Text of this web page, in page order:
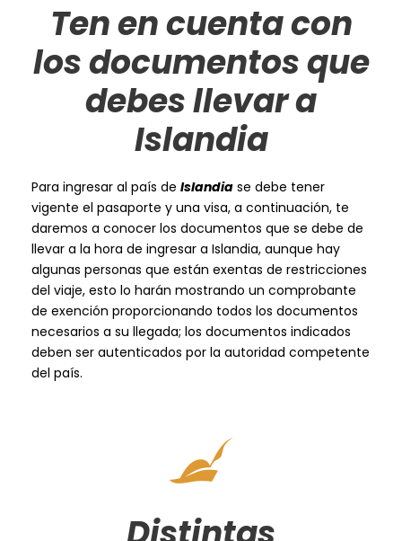
Ten en cuenta con
los documentos que
debes llevar a
Islandia
Para ingresar al país de Islandia se debe tener
vigente el pasaporte y una visa, a continuación, te
daremos a conocer los documentos que se debe de
llevar a la hora de ingresar a Islandia, aunque hay
algunas personas que están exentas de restricciones
del viaje, esto lo harán mostrando un comprobante
de exención proporcionando todos los documentos
necesarios a su llegada; los documentos indicados
deben ser autenticados por la autoridad competente
del país.